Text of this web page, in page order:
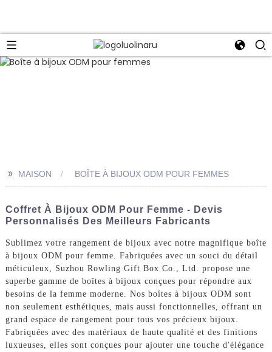
>> MAISON BOÎTE À BIJOUX ODM POUR FEMMES
Coffret À Bijoux ODM Pour Femme - Devis
Personnalisés Des Meilleurs Fabricants
Sublimez votre rangement de bijoux avec notre magnifique boîte
à bijoux ODM pour femme. Fabriquées avec un souci du détail
méticuleux, Suzhou Rowling Gift Box Co., Ltd. propose une
superbe gamme de boîtes à bijoux conçues pour répondre aux
besoins de la femme moderne. Nos boîtes à bijoux ODM sont
non seulement esthétiques, mais aussi fonctionnelles, offrant un
grand espace de rangement pour tous vos précieux bijoux.
Fabriquées avec des matériaux de haute qualité et des finitions
luxueuses, elles sont conçues pour ajouter une touche d'élégance